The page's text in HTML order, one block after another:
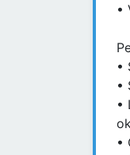
•
•
•
•
•